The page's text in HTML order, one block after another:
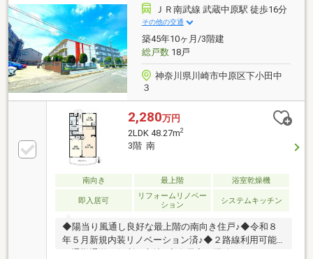
×FP×住宅ローンアドバイザーの資格を併せ持つ『ライ
フ・エキスパート・プランナー』がお客様の老後も見
据えたライフプランを無料作成。お気軽にご相談下さ
い！☆物件のお問合せは〈0120-502-278〉☆
ＪＲ南武線 武蔵中原駅 徒歩16分
その他の交通
築45年10ヶ月/3階建
総戸数18戸
神奈川県川崎市中原区下小田中
３
2,280万円
2LDK 48.27m2
3階 南
南向き 最上階 浴室乾燥機
即入居可
リフォームリノベー
ション
システムキッチン
◆陽当り風通し良好な最上階の南向き住戸♪◆令和８
年５月新規内装リノベーション済♪◆２路線利用可能